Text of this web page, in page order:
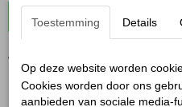
In winkelwagen
Wide leg beige Karostar
Deze wide leg jeans van
Toestemming Details
Op deze website worden
Cookies worden door ons
aanbieden van sociale media-